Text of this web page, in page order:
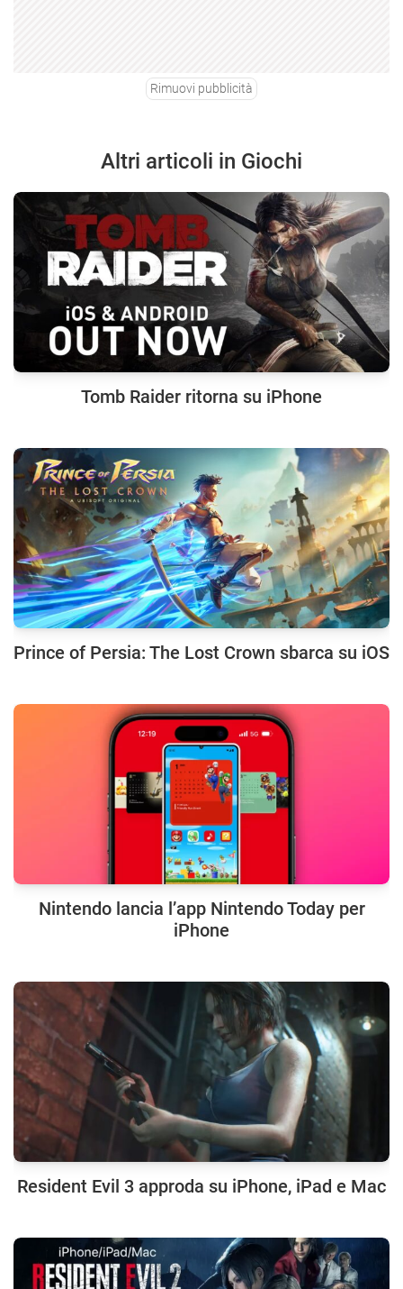
Rimuovi pubblicità
Altri articoli in Giochi
Tomb Raider ritorna su iPhone
Prince of Persia: The Lost Crown sbarca su iOS
Nintendo lancia l’app Nintendo Today per
iPhone
Resident Evil 3 approda su iPhone, iPad e Mac